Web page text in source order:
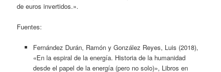
de euros invertidos.».
Fuentes:
Fernández Durán, Ramón y González Reyes, Luis (2018),
«En la espiral de la energía. Historia de la humanidad
desde el papel de la energía (pero no solo)», Libros en